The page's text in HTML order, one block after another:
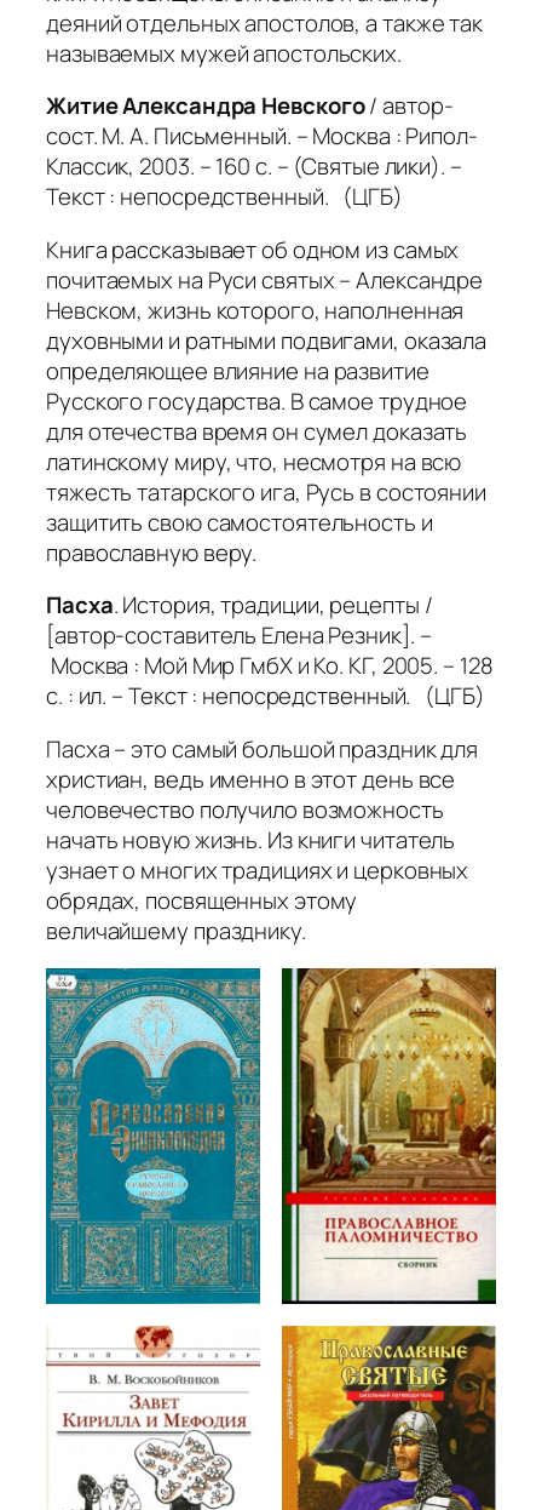
деяний отдельных апостолов, а также так
называемых мужей апостольских.
Житие Александра Невского/ автор-
сост. М. А. Письменный. – Москва : Рипол-
Классик, 2003. – 160 с. – (Святые лики). –
Текст : непосредственный. (ЦГБ)
Книга рассказывает об одном из самых
почитаемых на Руси святых – Александре
Невском, жизнь которого, наполненная
духовными и ратными подвигами, оказала
определяющее влияние на развитие
Русского государства. В самое трудное
для отечества время он сумел доказать
латинскому миру, что, несмотря на всю
тяжесть татарского ига, Русь в состоянии
защитить свою самостоятельность и
православную веру.
Пасха. История, традиции, рецепты /
[автор-составитель Елена Резник]. –
Москва : Мой Мир ГмбХ и Ко. КГ, 2005. – 128
с. : ил. – Текст : непосредственный. (ЦГБ)
Пасха – это самый большой праздник для
христиан, ведь именно в этот день все
человечество получило возможность
начать новую жизнь. Из книги читатель
узнает о многих традициях и церковных
обрядах, посвященных этому
величайшему празднику.